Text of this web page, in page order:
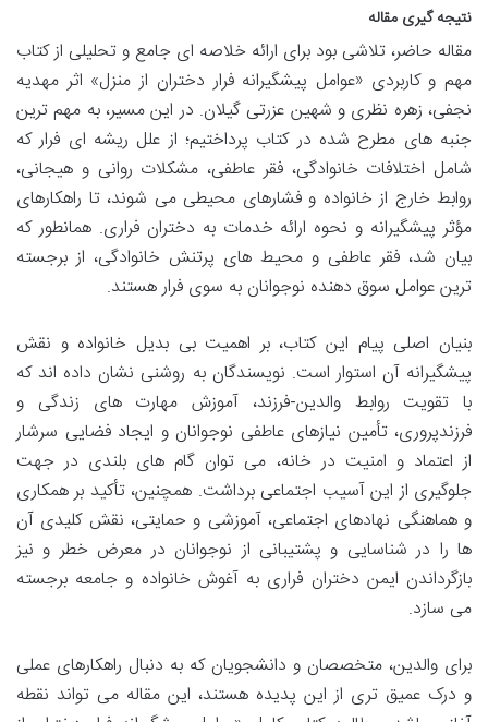
نتیجه گیری مقاله
مقاله حاضر، تلاشی بود برای ارائه خلاصه ای جامع و تحلیلی از کتاب
مهم و کاربردی «عوامل پیشگیرانه فرار دختران از منزل» اثر مهدیه
نجفی، زهره نظری و شهین عزرتی گیلان. در این مسیر، به مهم ترین
جنبه های مطرح شده در کتاب پرداختیم؛ از علل ریشه ای فرار که
شامل اختلافات خانوادگی، فقر عاطفی، مشکلات روانی و هیجانی،
روابط خارج از خانواده و فشارهای محیطی می شوند، تا راهکارهای
مؤثر پیشگیرانه و نحوه ارائه خدمات به دختران فراری. همانطور که
بیان شد، فقر عاطفی و محیط های پرتنش خانوادگی، از برجسته
ترین عوامل سوق دهنده نوجوانان به سوی فرار هستند.
بنیان اصلی پیام این کتاب، بر اهمیت بی بدیل خانواده و نقش
پیشگیرانه آن استوار است. نویسندگان به روشنی نشان داده اند که
با تقویت روابط والدین-فرزند، آموزش مهارت های زندگی و
فرزندپروری، تأمین نیازهای عاطفی نوجوانان و ایجاد فضایی سرشار
از اعتماد و امنیت در خانه، می توان گام های بلندی در جهت
جلوگیری از این آسیب اجتماعی برداشت. همچنین، تأکید بر همکاری
و هماهنگی نهادهای اجتماعی، آموزشی و حمایتی، نقش کلیدی آن
ها را در شناسایی و پشتیبانی از نوجوانان در معرض خطر و نیز
بازگرداندن ایمن دختران فراری به آغوش خانواده و جامعه برجسته
می سازد.
برای والدین، متخصصان و دانشجویان که به دنبال راهکارهای عملی
و درک عمیق تری از این پدیده هستند، این مقاله می تواند نقطه